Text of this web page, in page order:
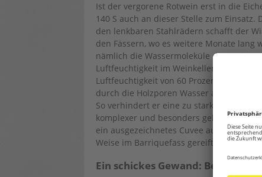
Ist der vergorene Rotwein erst in die
140 S auch an dieser Stelle zum
den lenkbaren Stahlrädern schafft der
den Fässern, wo es weitere Monate lang
nämlich die Wassermoleküle des Weins
Luftfeuchtigkeit im Weinkeller
Luftfeuchtigkeit von 60 Prozent optimal
durch die Holzporen Wasser an die
So verhindert er eine zu starke
komplexer und besonders gehaltvoll
ein ausgezeichnetes Cuvee aus Merlot,
Weise im Barriquefass gereift ist und
Ein schickes Gewand: Beste